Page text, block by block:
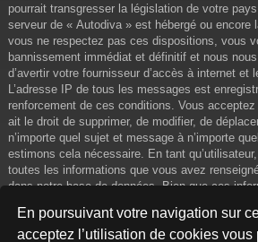
En poursuivant votre navigation sur
acceptez l’utilisation de cookies vous
pourrait transgresser la législation de votre
serveur de « Autodiva » est hébergé ou encore
vous ne respectez pas ces dispositions, vous
bannissement immédiat et définitif et nous
d’avertir votre fournisseur d’accès à internet et
L’adresse IP de tous les messages est
renforcement de ces conditions. Vous
ait le droit de supprimer, de modifier, de
n’importe quel sujet et message à n’importe
estimons cela nécessaire. En tant
toutes les informations que vous avez
dans notre base de données. Bien que ces
diffusées à une tierce partie sans votre
phpBB, ne pourront être tenus comme
de piratage informatique visant à compromettre